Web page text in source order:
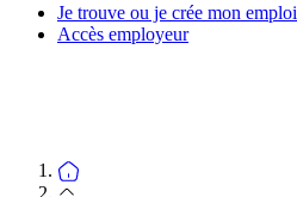
Je trouve ou je crée mon emploi
Accès employeur